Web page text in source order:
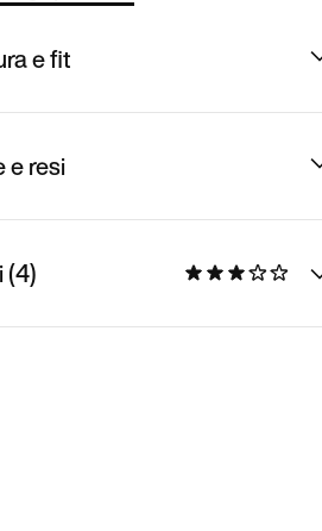
e fit
e resi
(4)